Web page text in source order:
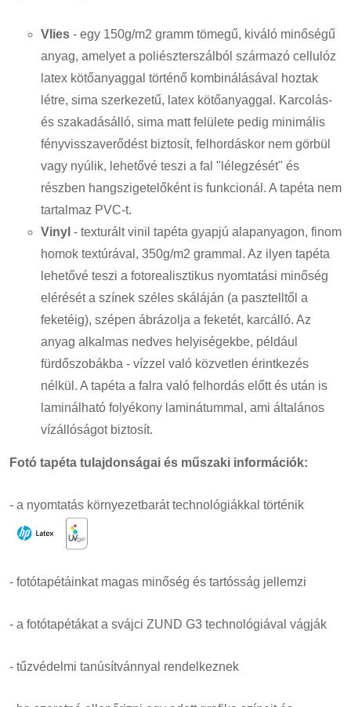
Vlies - egy 150g/m2 gramm tömegű, kiváló minőségű
anyag, amelyet a poliészterszálból származó cellulóz
latex kötőanyaggal történő kombinálásával hoztak
létre, sima szerkezetű, latex kötőanyaggal. Karcolás-
és szakadásálló, sima matt felülete pedig minimális
fényvisszaverődést biztosít, felhordáskor nem görbül
vagy nyúlik, lehetővé teszi a fal "lélegzését" és
részben hangszigetelőként is funkcionál. A tapéta nem
tartalmaz PVC-t.
Vinyl - texturált vinil tapéta gyapjú alapanyagon, finom
homok textúrával, 350g/m2 grammal. Az ilyen tapéta
lehetővé teszi a fotorealisztikus nyomtatási minőség
elérését a színek széles skáláján (a pasztelltől a
feketéig), szépen ábrázolja a feketét, karcálló. Az
anyag alkalmas nedves helyiségekbe, például
fürdőszobákba - vízzel való közvetlen érintkezés
nélkül. A tapéta a falra való felhordás előtt és után is
laminálható folyékony laminátummal, ami általános
vízállóságot biztosít.
Fotó tapéta tulajdonságai és műszaki információk:
- a nyomtatás környezetbarát technológiákkal történik
- fotótapétáinkat magas minőség és tartósság jellemzi
- a fotótapétákat a svájci ZUND G3 technológiával vágják
- tűzvédelmi tanúsítvánnyal rendelkeznek